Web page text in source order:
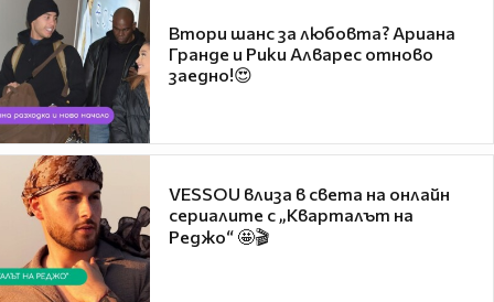
Втори шанс за любовта? Ариана
Гранде и Рики Алварес отново
заедно!😍
VESSOU влиза в света на онлайн
сериалите с „Кварталът на
Реджо“ 🤩🎬